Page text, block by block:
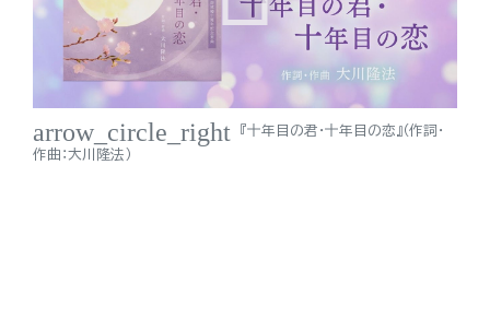
arrow_circle_right
『十年目の君・十年目の恋』（作詞・
作曲：大川隆法）